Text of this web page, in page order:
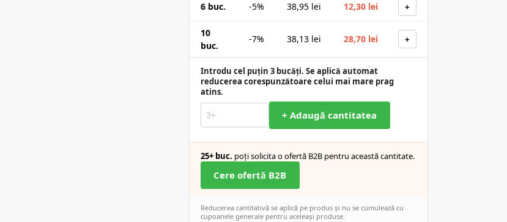
6 buc. -5% 38,95 lei 12,30 lei +
10
buc.
-7% 38,13 lei 28,70 lei +
Introdu cel puțin 3 bucăți. Se aplică automat
reducerea corespunzătoare celui mai mare prag
atins.
+ Adaugă cantitatea
25+ buc. poți solicita o ofertă B2B pentru această cantitate.
Cere ofertă B2B
Reducerea cantitativă se aplică pe produs și nu se cumulează cu
cupoanele generale pentru aceleași produse.